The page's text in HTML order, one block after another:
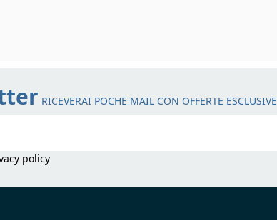
RICEVERAI POCHE MAIL CON OFFERTE ESCLUSIVE
policy